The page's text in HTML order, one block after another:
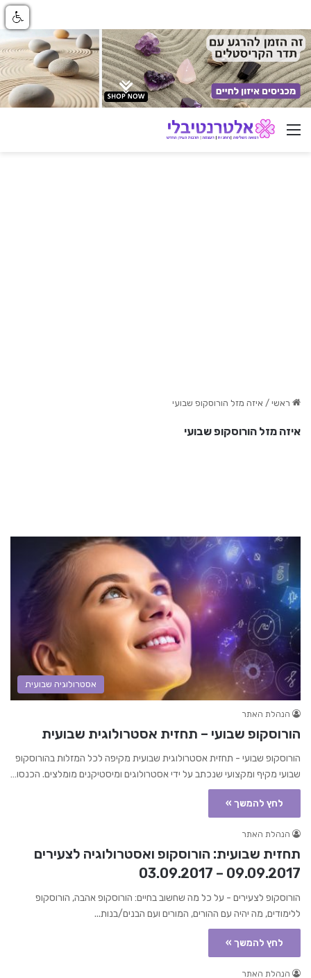
ניווט באתר
ראשי / איזה מזל הורוסקופ שבועי
איזה מזל הורוסקופ שבועי
אסטרולוגיה שבועית
הנהלת האתר
הורוסקופ שבועי – תחזית אסטרולוגית שבועית
הורוסקופ שבועי - תחזית אסטרולוגית שבועית מקיפה לכל המזלות בהורוסקופ
שבועי מקיף ומקצועי שנכתב על ידי אסטרולוגים ומיסטיקנים מומלצים. הכנסו…
לחץ להמשך »
הנהלת האתר
תחזית שבועית: הורוסקופ ואסטרולוגיה לצעירים
09.09.2017 – 03.09.2017
הורוסקופ לצעירים - על כל מה שחשוב בחיים: הורוסקופ אהבה, הורוסקופ
ללימודים, מה יהיה עם ההורים, המורים ועם הבנים/בנות...
לחץ להמשך »
הנהלת האתר